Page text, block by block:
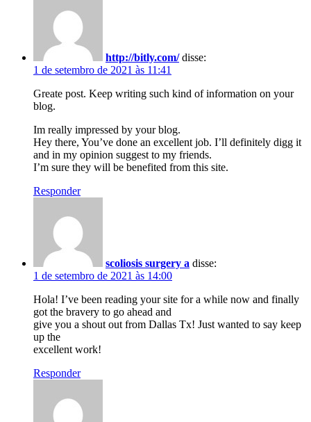
http://bitly.com/ disse:
1 de setembro de 2021 às 11:41
Greate post. Keep writing such kind of information on your
blog.
Im really impressed by your blog.
Hey there, You’ve done an excellent job. I’ll definitely digg it
and in my opinion suggest to my friends.
I’m sure they will be benefited from this site.
Responder
scoliosis surgery a disse:
1 de setembro de 2021 às 14:00
Hola! I’ve been reading your site for a while now and finally
got the bravery to go ahead and
give you a shout out from Dallas Tx! Just wanted to say keep
up the
excellent work!
Responder